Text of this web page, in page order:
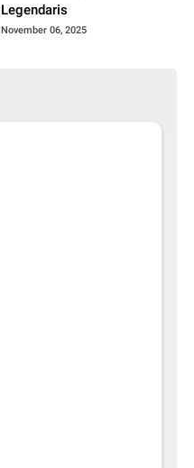
Legendaris
November 06, 2025